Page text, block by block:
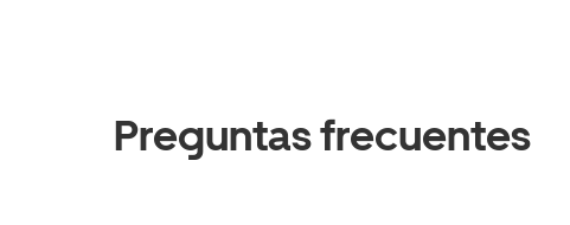
Preguntas frecuentes